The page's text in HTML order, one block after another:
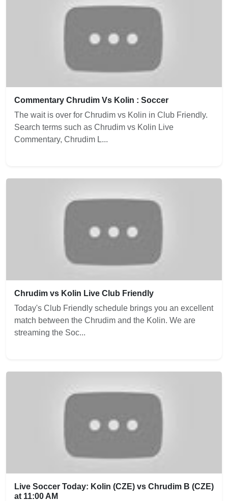
Commentary Chrudim Vs Kolin : Soccer
The wait is over for Chrudim vs Kolin in Club Friendly.
Search terms such as Chrudim vs Kolin Live
Commentary, Chrudim L...
Chrudim vs Kolin Live Club Friendly
Today's Club Friendly schedule brings you an excellent
match between the Chrudim and the Kolin. We are
streaming the Soc...
Live Soccer Today: Kolin (CZE) vs Chrudim B (CZE)
at 11:00 AM